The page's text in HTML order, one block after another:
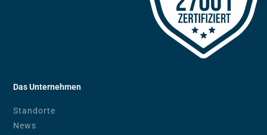
Das Unternehmen
Standorte
News